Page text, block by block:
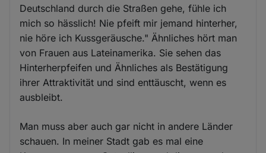
Deutschland durch die Straßen gehe, fühle ich
mich so hässlich! Nie pfeift mir jemand hinterher,
nie höre ich Kussgeräusche." Ähnliches hört man
von Frauen aus Lateinamerika. Sie sehen das
Hinterherpfeifen und Ähnliches als Bestätigung
ihrer Attraktivität und sind enttäuscht, wenn es
ausbleibt.
Man muss aber auch gar nicht in andere Länder
schauen. In meiner Stadt gab es mal eine